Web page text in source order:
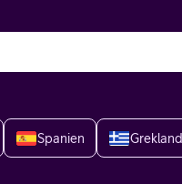
Spanien Grekland